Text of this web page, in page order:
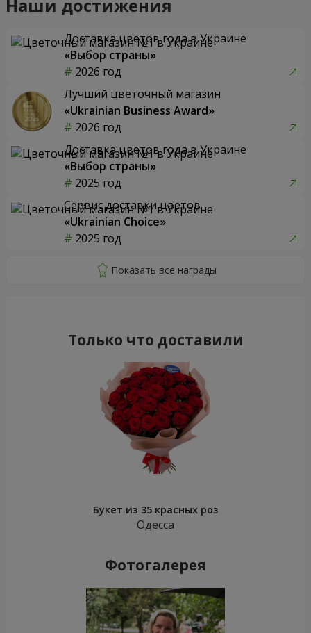
Наши достижения
Доставка цветов года в Украине
«Выбор страны»
2026 год
Лучший цветочный магазин
«Ukrainian Business Award»
2026 год
Доставка цветов года в Украине
«Выбор страны»
2025 год
Сервис доставки цветов
«Ukrainian Choice»
2025 год
Только что доставили
Букет из 35 красных роз
Одесса
Фотогалерея